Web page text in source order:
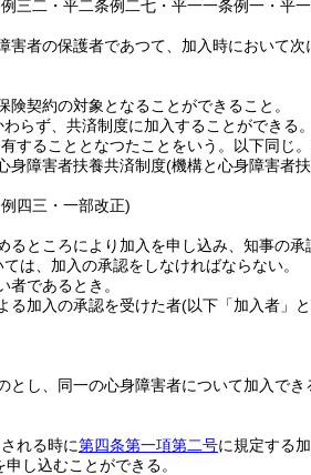
三二・平二条例二七・平一一条例一・平
者の保護者であつて、加入時において次
契約の対象となることができること。
らず、共済制度に加入することができる。
することとなつたことをいう。以下同じ
身障害者扶養共済制度(機構と心身障害者
四三・一部改正)
ところにより加入を申し込み、知事の承
は、加入の承認をしなければならない。
者であるとき。
る加入の承認を受けた者(以下「加入者」
し、同一の心身障害者について加入でき
れる時に第四条第一項第二号に規定する
申し込むことができる。